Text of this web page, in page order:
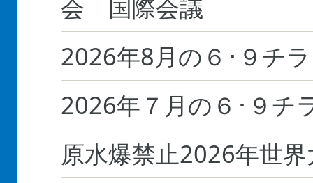
会 国際会議
2026年8月の６･９チ
2026年７月の６･９チ
原水爆禁止2026年世